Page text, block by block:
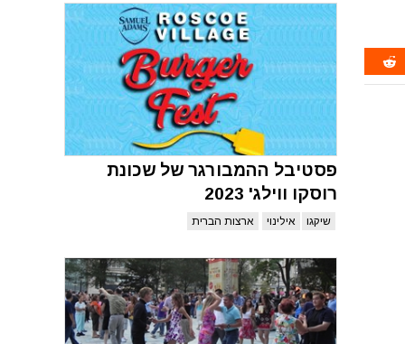
פסטיבל ההמבורגר של שכונת
רוסקו ווילג' 2023
שיקגו אילינוי ארצות הברית